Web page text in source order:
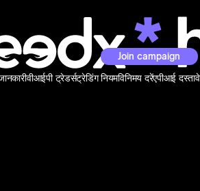
Join campaign
वीआईपी ट्रेडर्सट्रेडिंग नियमविनिमय दरेंएपीआई